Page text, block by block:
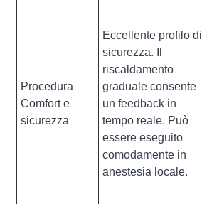
Procedura
Comfort e
sicurezza
Eccellente profilo di
sicurezza. Il
riscaldamento
graduale consente
un feedback in
tempo reale. Può
essere eseguito
comodamente in
anestesia locale.